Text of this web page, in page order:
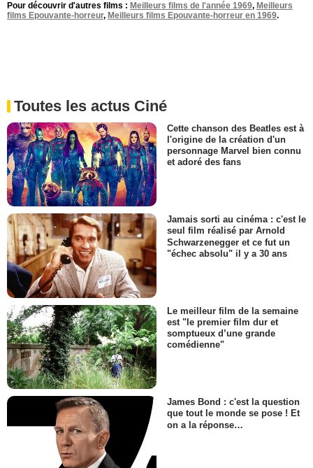
Pour découvrir d'autres films : Meilleurs films de l'année 1969, Meilleurs
films Epouvante-horreur, Meilleurs films Epouvante-horreur en 1969.
Toutes les actus Ciné
Cette chanson des Beatles est à
l'origine de la création d'un
personnage Marvel bien connu
et adoré des fans
Jamais sorti au cinéma : c'est le
seul film réalisé par Arnold
Schwarzenegger et ce fut un
"échec absolu" il y a 30 ans
Le meilleur film de la semaine
est "le premier film dur et
somptueux d’une grande
comédienne"
James Bond : c'est la question
que tout le monde se pose ! Et
on a la réponse…